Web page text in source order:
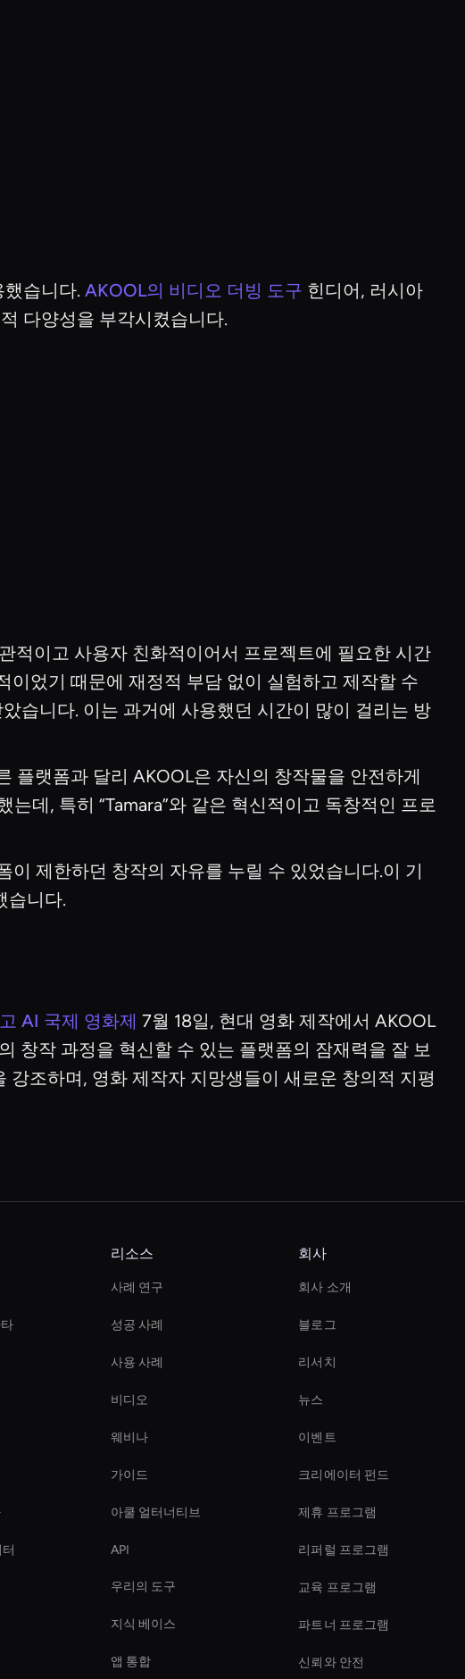
습니다. AKOOL의 비디오 더빙 도구 힌디어, 러시아
다양성을 부각시켰습니다.
적이고 사용자 친화적이어서 프로젝트에 필요한 시간
었기 때문에 재정적 부담 없이 실험하고 제작할 수
습니다. 이는 과거에 사용했던 시간이 많이 걸리는 방
플랫폼과 달리 AKOOL은 자신의 창작물을 안전하게
데, 특히 “Tamara”와 같은 혁신적이고 독창적인 프로
제한하던 창작의 자유를 누릴 수 있었습니다.이 기
습니다.
AI 국제 영화제 7월 18일, 현대 영화 제작에서 AKOOL
창작 과정을 혁신할 수 있는 플랫폼의 잠재력을 잘 보
조하며, 영화 제작자 지망생들이 새로운 창의적 지평
리소스
사례 연구
성공 사례
사용 사례
비디오
웨비나
가이드
아쿨 얼터너티브
API
우리의 도구
지식 베이스
앱 통합
회사
회사 소개
블로그
리서치
뉴스
이벤트
크리에이터 펀드
제휴 프로그램
리퍼럴 프로그램
교육 프로그램
파트너 프로그램
신뢰와 안전